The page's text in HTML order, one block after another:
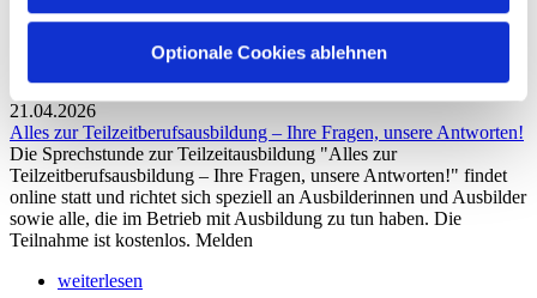
Informationen über Ihre genaue geografische Lage
erfassen
Ihr Gerät durch aktives Scannen nach bestimmten
Merkmalen identifizieren
Erfahren Sie mehr darüber, wie Ihre persönlichen Daten
Abschnitt Details fest.
Optionale Cookies ablehnen
21.04.2026
Alles zur Teilzeitberufsausbildung – Ihre Fragen, unsere Antworten!
Die Sprechstunde zur Teilzeitausbildung "Alles zur
Teilzeitberufsausbildung – Ihre Fragen, unsere Antworten!" findet
online statt und richtet sich speziell an Ausbilderinnen und Ausbilder
sowie alle, die im Betrieb mit Ausbildung zu tun haben. Die
Teilnahme ist kostenlos. Melden
weiterlesen